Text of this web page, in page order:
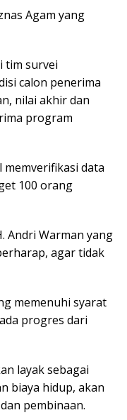
Agam yang
tim survei
calon penerima
nilai akhir dan
program
memverifikasi data
100 orang
Andri Warman yang
agar tidak
memenuhi syarat
progres dari
layak sebagai
biaya hidup, akan
pembinaan.